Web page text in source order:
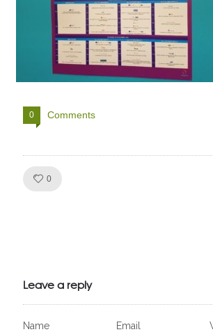
0 Comments
0
Leave a reply
Name Email